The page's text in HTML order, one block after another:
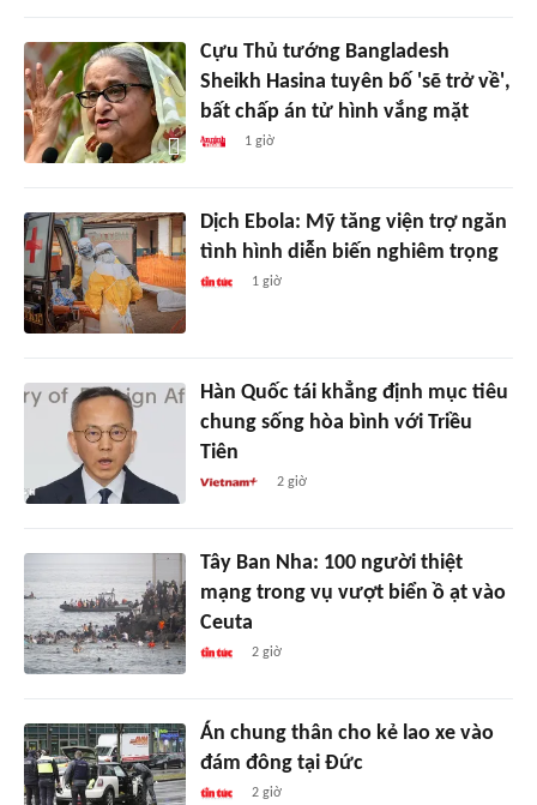
Cựu Thủ tướng Bangladesh
Sheikh Hasina tuyên bố 'sẽ trở về',
bất chấp án tử hình vắng mặt
1 giờ
Dịch Ebola: Mỹ tăng viện trợ ngăn
tình hình diễn biến nghiêm trọng
1 giờ
Hàn Quốc tái khẳng định mục tiêu
chung sống hòa bình với Triều
Tiên
2 giờ
Tây Ban Nha: 100 người thiệt
mạng trong vụ vượt biển ồ ạt vào
Ceuta
2 giờ
Án chung thân cho kẻ lao xe vào
đám đông tại Đức
2 giờ